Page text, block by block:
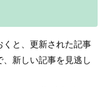
くと、更新された記事
新しい記事を見逃し